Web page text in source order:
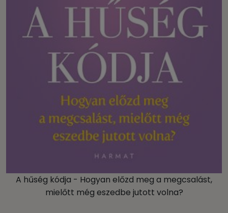
A hűség kódja - Hogyan előzd meg a megcsalást,
mielőtt még eszedbe jutott volna?